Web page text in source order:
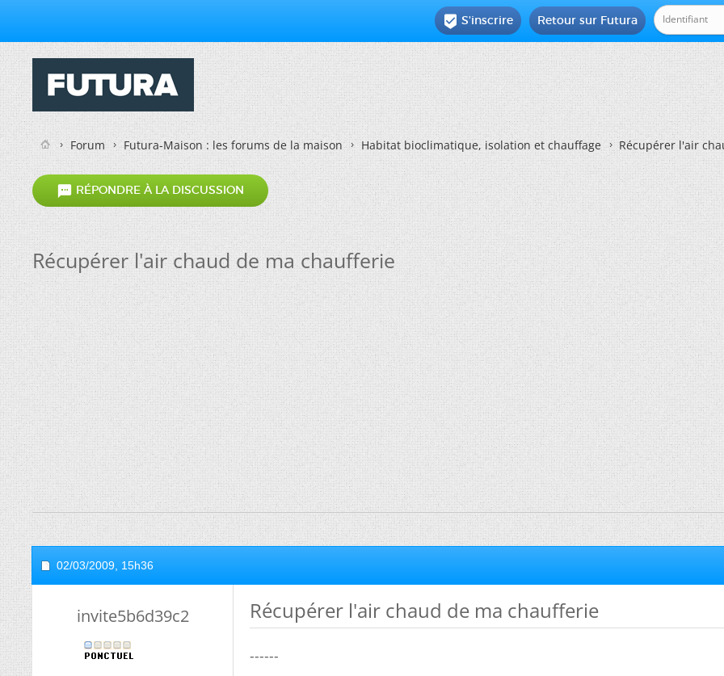
Retour sur Futura
 S'inscrire
Forum Futura-Maison : les forums de la maison Habitat bioclimatique, isolation et chauffage Récupérer l'air
 RÉPONDRE À LA DISCUSSION
Récupérer l'air chaud de ma chaufferie
02/03/2009, 15h36
invite5b6d39c2 Récupérer l'air chaud de ma chaufferie
------